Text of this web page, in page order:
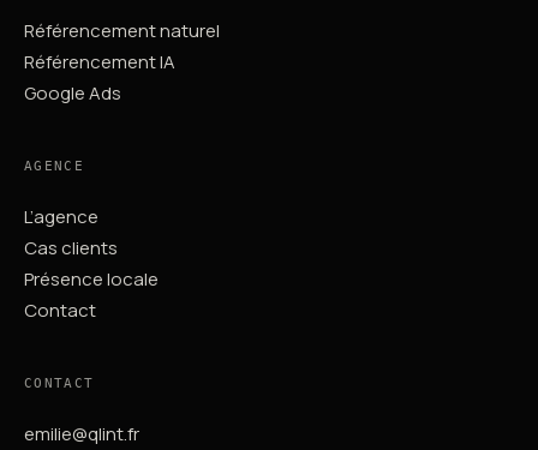
Référencement naturel
Référencement IA
Google Ads
AGENCE
L’agence
Cas clients
Présence locale
Contact
CONTACT
emilie@qlint.fr